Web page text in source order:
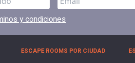
y condiciones
ESCAPE ROOMS POR CIUDAD